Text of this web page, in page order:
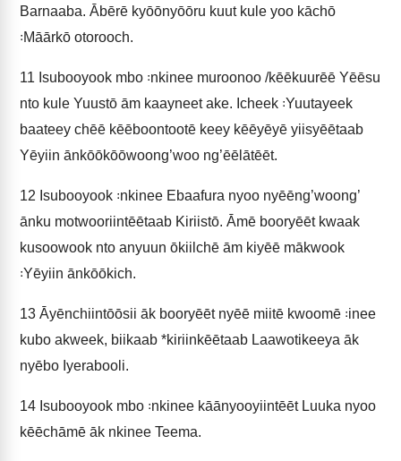
Barnaaba. Ābērē kyōōnyōōru kuut kule yoo kāchō
꞉Māārkō otorooch.
11 Isubooyook mbo ꞉nkinee muroonoo /kēēkuurēē Yēēsu
nto kule Yuustō ām kaayneet ake. Icheek ꞉Yuutayeek
baateey chēē kēēboontootē keey kēēyēyē yiisyēētaab
Yēyiin ānkōōkōōwoong’woo ng’ēēlātēēt.
12 Isubooyook ꞉nkinee Ebaafura nyoo nyēēng’woong’
ānku motwooriintēētaab Kiriistō. Āmē booryēēt kwaak
kusoowook nto anyuun ōkiilchē ām kiyēē mākwook
꞉Yēyiin ānkōōkich.
13 Āyēnchiintōōsii āk booryēēt nyēē miitē kwoomē ꞉inee
kubo akweek, biikaab *kiriinkēētaab Laawotikeeya āk
nyēbo Iyerabooli.
14 Isubooyook mbo ꞉nkinee kāānyooyiintēēt Luuka nyoo
kēēchāmē āk nkinee Teema.